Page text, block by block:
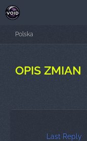
Polska
OPIS ZMIAN
Last Reply